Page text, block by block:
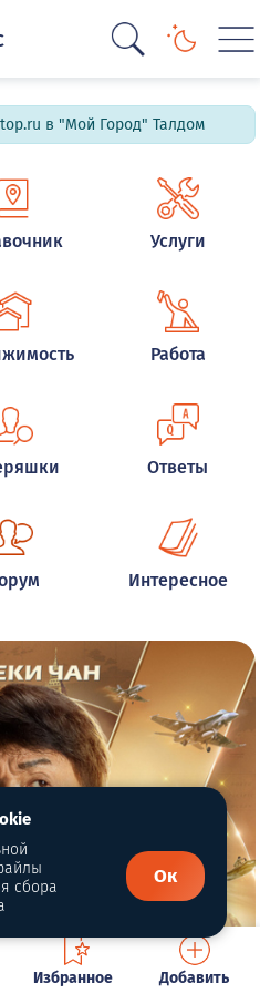
в "Мой Город" Талдом
Услуги
Работа
Ответы
Интересное
Избранное Добавить
сбора
Ок